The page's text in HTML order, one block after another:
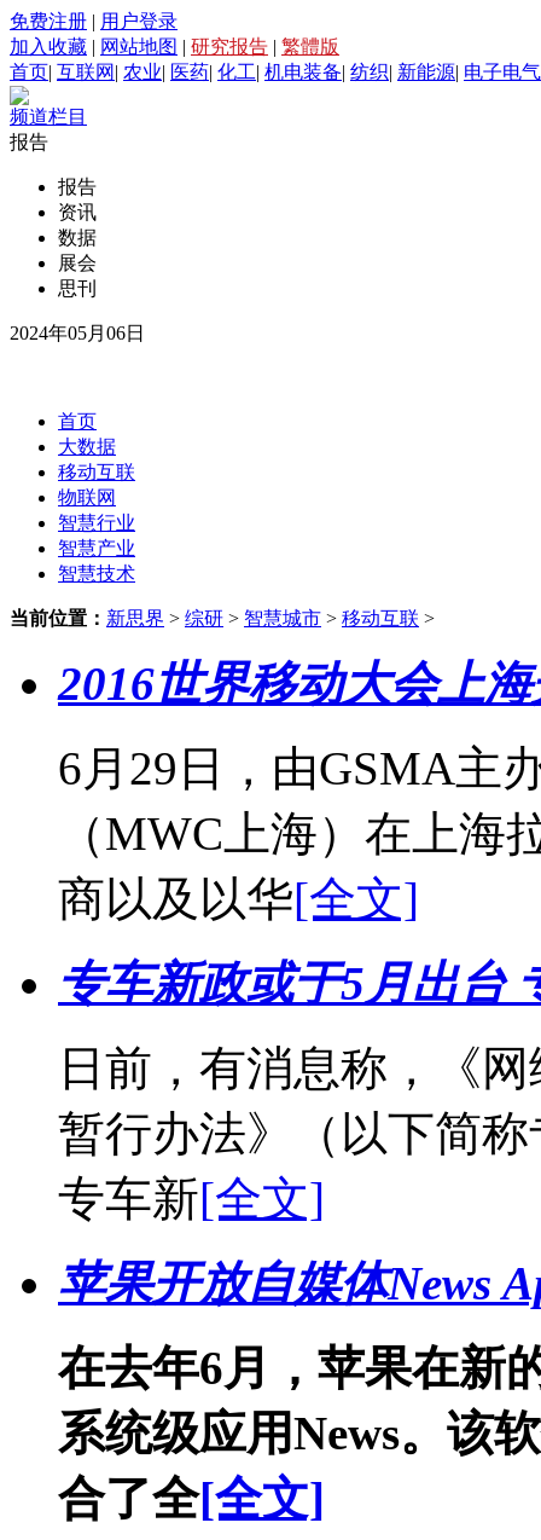
免费注册 | 用户登录
加入收藏 | 网站地图 | 研究报告 | 繁體版
首页| 互联网 | 农业| 医药| 化工| 机电装备| 纺织| 新能源| 电子电气
频道栏目
报告
报告
资讯
数据
展会
思刊
2024年05月06日
首页
大数据
移动互联
物联网
智慧行业
智慧产业
智慧技术
当前位置： 新思界 > 综研 > 智慧城市 > 移动互联 >
2016世界移动大会上
6月29日，由GSMA主
（MWC上海）在上
商以及以华[全文]
专车新政或于5月出台
日前，有消息称，《
暂行办法》（以下简
专车新[全文]
苹果开放自媒体News
在去年6月，苹果在新
系统级应用News。该
合了全[全文]